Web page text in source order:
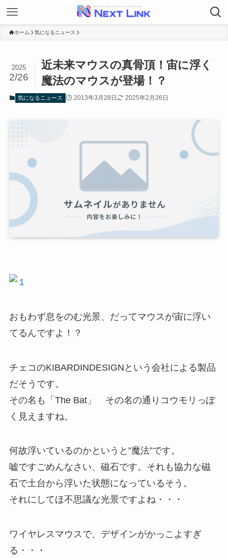
ホーム 気になるニュース
近未来マウスの真骨頂！宙に浮く
魔法のマウスが登場！？
2025
2/26
気になるニュース 2013年3月28日 2025年2月26日
おもわず息をのむ光景、だってマウスが宙に浮い
てるんですよ！？
チェコのKIBARDINDESIGNという会社による製品
だそうです。
その名も「The Bat」 その名の通りコウモリっぽ
く見えますね。
何故浮いているのかというと”魔法”です。
嘘ですごめんなさい、磁石です。それも協力な磁
石で土台から浮いた状態になっているそう。
それにしてほ不思議な光景ですよね・・・
ワイヤレスマウスで、デザインがかっこよすぎ
る・・・